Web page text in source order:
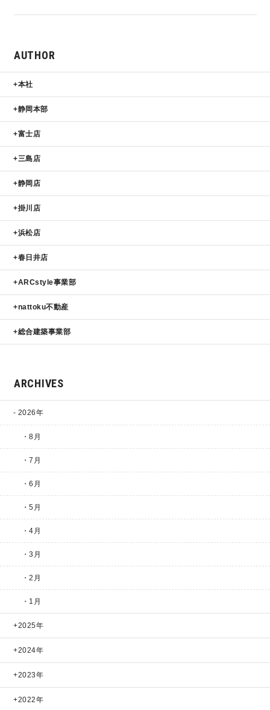
AUTHOR
本社
静岡本部
富士店
三島店
静岡店
掛川店
浜松店
春日井店
ARCstyle事業部
nattoku不動産
総合建築事業部
ARCHIVES
2026年
・8月
・7月
・6月
・5月
・4月
・3月
・2月
・1月
2025年
2024年
2023年
2022年